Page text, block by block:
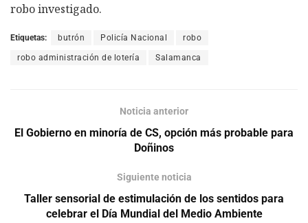
robo investigado.
Etiquetas: butrón Policía Nacional robo
robo administración de lotería Salamanca
Noticia anterior
El Gobierno en minoría de CS, opción más probable para
Doñinos
Siguiente noticia
Taller sensorial de estimulación de los sentidos para
celebrar el Día Mundial del Medio Ambiente